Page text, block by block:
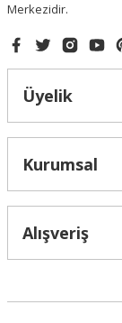
Merkezidir.
Üyelik
Kurumsal
Alışveriş